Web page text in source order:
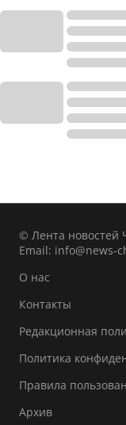
© Лента новостей
Email: info@news-
О нас
Контакты
Редакционная
Политика
Правила
Архив